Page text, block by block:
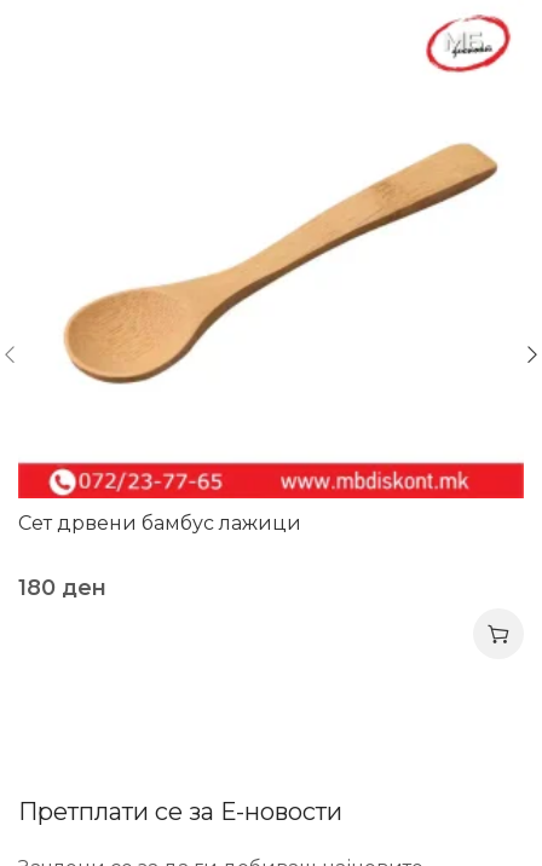
Сет дрвени бамбус лажици
180 ден
Претплати се за Е-новости